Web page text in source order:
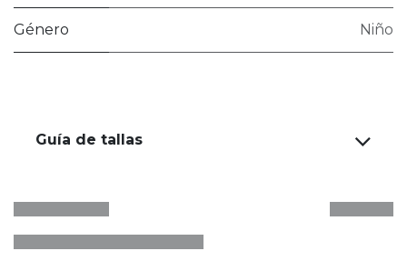
Género Niño
Guía de tallas